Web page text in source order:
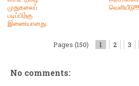
முதுகலைப்
படிப்பிற்கு
இணையானது.
வெளியீடு!!!
Pages (150) 1 2 3
No comments: